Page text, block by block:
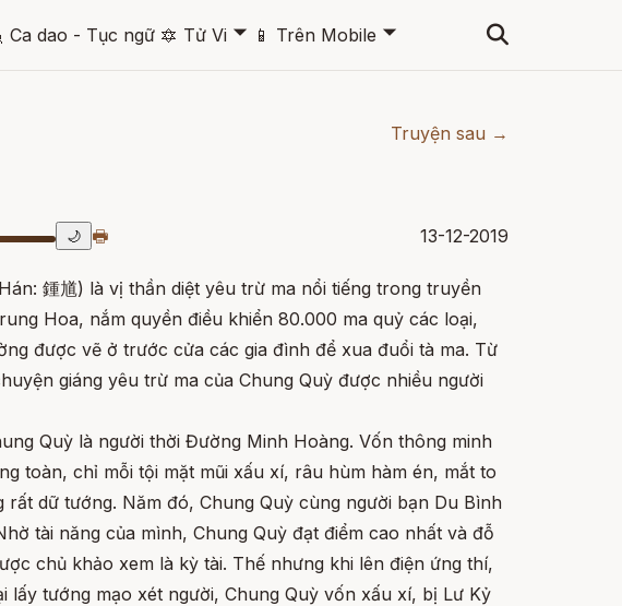
Ca dao - Tục ngữ 🔯 Tử Vi 🞃 📱 Trên Mobile 🞃
Truyện sau →
🌙 🖶 13-12-2019
鍾馗) là vị thần diệt yêu trừ ma nổi tiếng trong truyền
Hoa, nắm quyền điều khiển 80.000 ma quỷ các loại,
được vẽ ở trước cửa các gia đình để xua đuổi tà ma. Từ
giáng yêu trừ ma của Chung Quỳ được nhiều người
Quỳ là người thời Đường Minh Hoàng. Vốn thông minh
toàn, chỉ mỗi tội mặt mũi xấu xí, râu hùm hàm én, mắt to
rất dữ tướng. Năm đó, Chung Quỳ cùng người bạn Du Bình
tài năng của mình, Chung Quỳ đạt điểm cao nhất và đỗ
chủ khảo xem là kỳ tài. Thế nhưng khi lên điện ứng thí,
lấy tướng mạo xét người, Chung Quỳ vốn xấu xí, bị Lư Kỷ